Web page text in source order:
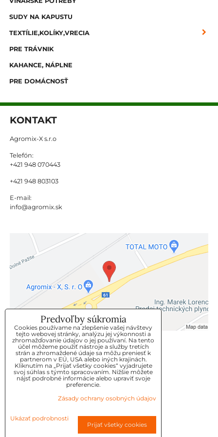
SUDY NA KAPUSTU
TEXTÍLIE,KOLÍKY,VRECIA
PRE TRÁVNIK
KAHANCE, NÁPLNE
PRE DOMÁCNOSŤ
KONTAKT
Agromix-X s.r.o
Telefón:
+421 948 070443
+421 948 803103
E-mail:
info@agromix.sk
KLIENTSKÝ SERVIS
GDPR
KONTAKT
OBJEDNÁVKY
OBCHODNE-PODMIENKY
Predvoľby súkromia
Cookies používame na zlepšenie vašej návštevy
tejto webovej stránky, analýzu jej výkonnosti a
zhromažďovanie údajov o jej používaní. Na tento
účel môžeme použiť nástroje a služby tretích
strán a zhromaždené údaje sa môžu preniesť k
partnerom v EÚ, USA alebo iných krajinách.
Kliknutím na „Prijať všetky cookies“ vyjadrujete
svoj súhlas s týmto spracovaním. Nižšie môžete
nájsť podrobné informácie alebo upraviť svoje
preferencie.
Zásady ochrany osobných údajov
Ukázať podrobnosti
Prijať všetky cookies